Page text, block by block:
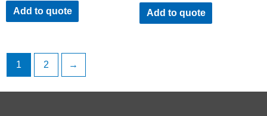
Add to quote Add to quote
1 2 →